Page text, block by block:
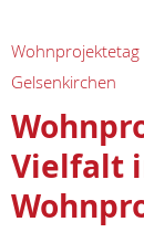
Gelsenkirchen
Vielfalt